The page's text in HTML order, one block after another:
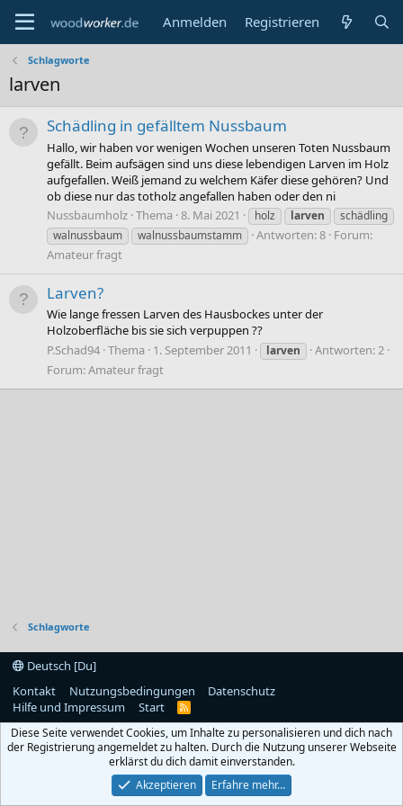
Anmelden Registrieren
Schlagworte
larven
Schädling in gefälltem Nussbaum
Hallo, wir haben vor wenigen Wochen unseren Toten Nussbaum
gefällt. Beim aufsägen sind uns diese lebendigen Larven im Holz
aufgefallen. Weiß jemand zu welchem Käfer diese gehören? Und
ob diese nur das totholz angefallen haben oder den ni
Nussbaumholz Thema 8. Mai 2021 holz larven
schädling
walnussbaum
walnussbaumstamm Antworten: 8 Forum:
Amateur fragt
Larven?
Wie lange fressen Larven des Hausbockes unter der
Holzoberfläche bis sie sich verpuppen ??
P.Schad94 Thema 1. September 2011 larven
Antworten: 2
Forum:Amateur fragt
Schlagworte
Deutsch [Du]
Kontakt
Nutzungsbedingungen
Datenschutz
Hilfe und Impressum
Start
R
S
Diese Seite verwendet Cookies, um Inhalte zu personalisieren und dich nach
der Registrierung angemeldet zu halten. Durch die Nutzung unserer Webseite
erklärst du dich damit einverstanden.
Akzeptieren
Erfahre mehr…